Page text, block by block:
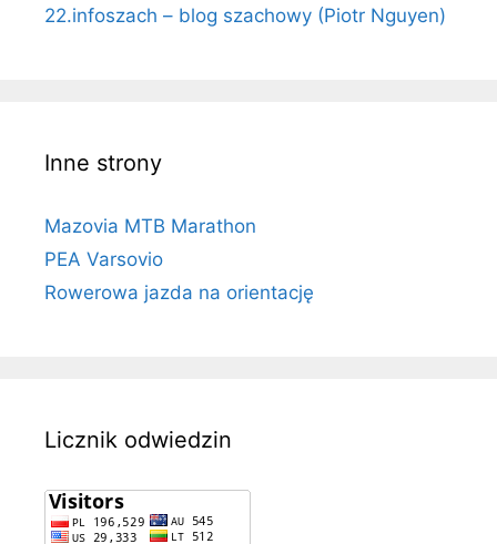
22.infoszach – blog szachowy (Piotr Nguyen)
Inne strony
Mazovia MTB Marathon
PEA Varsovio
Rowerowa jazda na orientację
Licznik odwiedzin